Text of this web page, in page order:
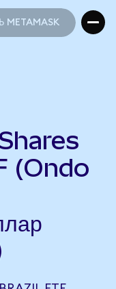
METAMASK
(Ondo